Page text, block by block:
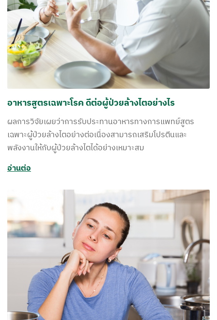
อาหารสูตรเฉพาะโรค ดีต่อผู้ป่วยล้างไตอย่างไร
ผลการวิจัยเผยว่าการรับประทานอาหารทางการแพทย์สูตร
เฉพาะผู้ป่วยล้างไตอย่างต่อเนื่องสามารถเสริมโปรตีนและ
พลังงานให้กับผู้ป่วยล้างไตได้อย่างเหมาะสม
อ่านต่อ